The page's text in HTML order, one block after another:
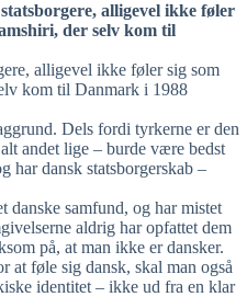
alligevel ikke føler
der selv kom til
alligevel ikke føler sig som
kom til Danmark i 1988
Dels fordi tyrkerne er den
andet lige – burde være bedst
har dansk statsborgerskab –
danske samfund, og har mistet
aldrig har opfattet dem
på, at man ikke er dansker.
at føle sig dansk, skal man også
identitet – ikke ud fra en klar